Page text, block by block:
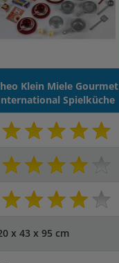
Klein Miele Gourmet
Spielküche
x 43 x 95 cm